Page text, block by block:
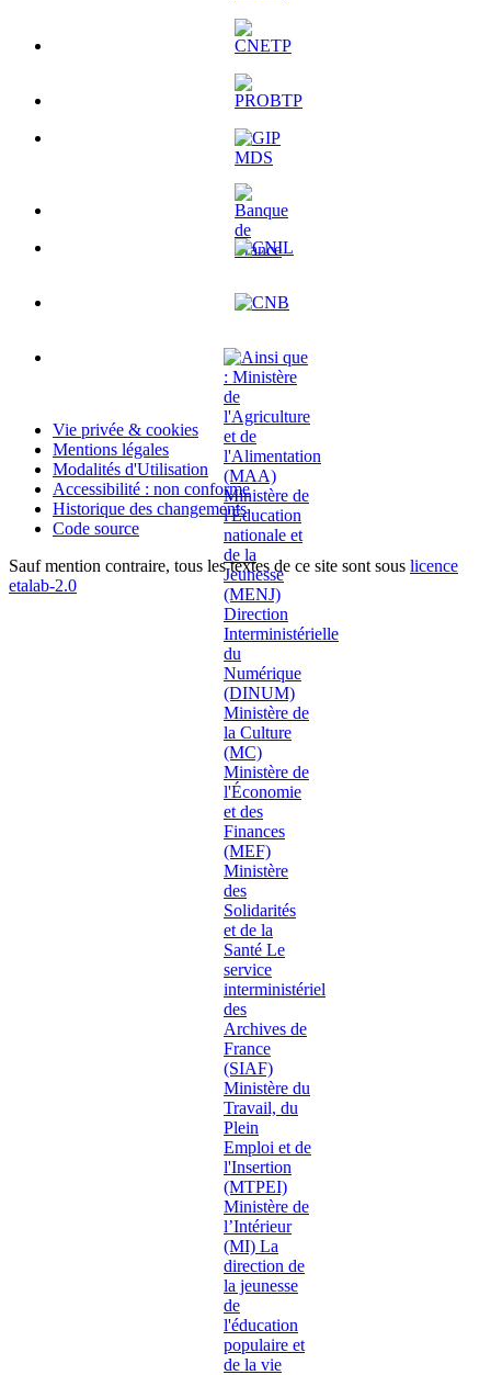
Vie privée & cookies
Mentions légales
Modalités d'Utilisation
Accessibilité : non conforme
Historique des changements
Code source
Sauf mention contraire, tous les textes de ce site sont sous licence
etalab-2.0